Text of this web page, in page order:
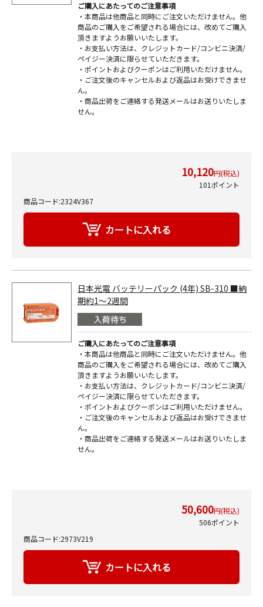
ご購入にあたってのご注意事項
・本商品は他商品と同時にご注文いただけません。他
商品のご購入をご希望される場合には、改めてご購入
頂きますようお願いいたします。
・お支払い方法は、クレジットカード/コンビニ決済/
ペイジー決済に限らせていただきます。
・ポイントおよびクーポンはご利用いただけません。
・ご注文後のキャンセルおよび返品はお受けできませ
ん。
・商品出荷をご連絡する発送メールはお送りいたしま
せん。
10,120円(税込)
101ポイント
商品コード:2324V367
日本光電 バッテリーパック (4年) SB-310 ■納
期約1～2週間
ご購入にあたってのご注意事項
・本商品は他商品と同時にご注文いただけません。他
商品のご購入をご希望される場合には、改めてご購入
頂きますようお願いいたします。
・お支払い方法は、クレジットカード/コンビニ決済/
ペイジー決済に限らせていただきます。
・ポイントおよびクーポンはご利用いただけません。
・ご注文後のキャンセルおよび返品はお受けできませ
ん。
・商品出荷をご連絡する発送メールはお送りいたしま
せん。
50,600円(税込)
506ポイント
商品コード:2973V219